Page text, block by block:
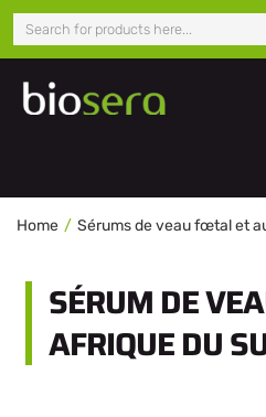
Home Sérums de veau fœtal et
SÉRUM DE
AFRIQUE DU